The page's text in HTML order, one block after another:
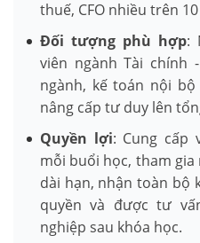
thuế, CFO nhiều trên
Đối tượng phù hợp:
viên ngành Tài chính
ngành, kế toán nội
nâng cấp tư duy lên
Quyền lợi: Cung cấp
mỗi buổi học, tham
dài hạn, nhận toàn bộ
quyền và được tư
nghiệp sau khóa học.